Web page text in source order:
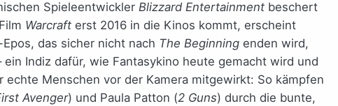
Spieleentwickler Blizzard Entertainment beschert
Warcraft erst 2016 in die Kinos kommt, erscheint
das sicher nicht nach The Beginning enden wird,
Indiz dafür, wie Fantasykino heute gemacht wird und
Menschen vor der Kamera mitgewirkt: So kämpfen
Avenger) und Paula Patton (2 Guns) durch die bunte,